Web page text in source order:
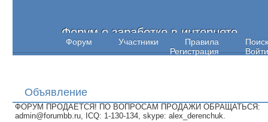
Форум о заработке в интернете
Форум Участники Правила
Поиск
Регистрация
Войти
Объявление
ФОРУМ ПРОДАЕТСЯ! ПО ВОПРОСАМ ПРОДАЖИ ОБРАЩАТЬСЯ:
admin@forumbb.ru, ICQ: 1-130-134, skype: alex_derenchuk.